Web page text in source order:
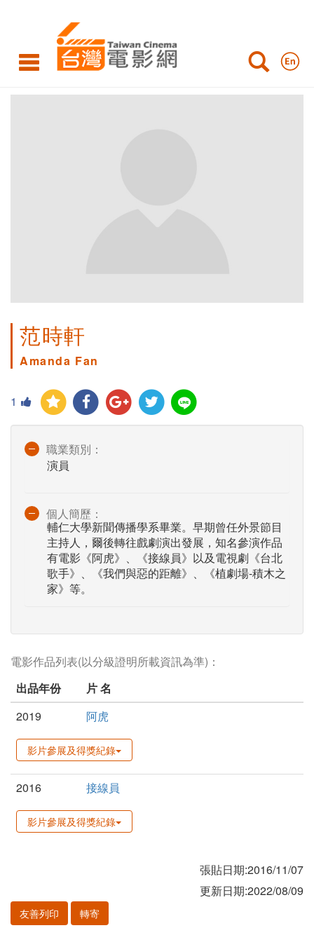
范時軒
Amanda Fan
1
職業類別：
演員
個人簡歷：
輔仁大學新聞傳播學系畢業。早期曾任外景節目
主持人，爾後轉往戲劇演出發展，知名參演作品
有電影《阿虎》、《接線員》以及電視劇《台北
歌手》、《我們與惡的距離》、《植劇場-積木之
家》等。
電影作品列表(以分級證明所載資訊為準)：
出品年份
片 名
2019
阿虎
影片參展及得獎紀錄
2016 接線員
影片參展及得獎紀錄
張貼日期:2016/11/07
更新日期:2022/08/09
友善列印 轉寄